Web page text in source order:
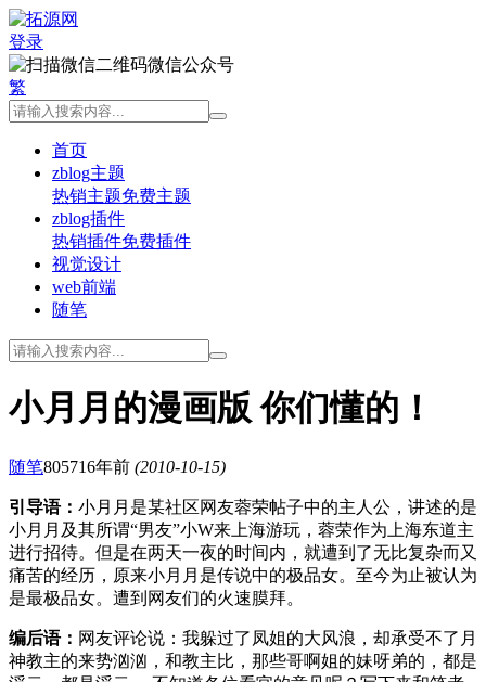
登录
微信公众号
繁
首页
zblog主题
热销主题免费主题
zblog插件
热销插件免费插件
视觉设计
web前端
随笔
小月月的漫画版 你们懂的！
随笔805716年前 (2010-10-15)
引导语： 小月月是某社区网友蓉荣帖子中的主人公，讲述的是
小月月及其所谓“男友”小W来上海游玩，蓉荣作为上海东道主
进行招待。但是在两天一夜的时间内，就遭到了无比复杂而又
痛苦的经历，原来小月月是传说中的极品女。至今为止被认为
是最极品女。遭到网友们的火速膜拜。
编后语： 网友评论说：我躲过了凤姐的大风浪，却承受不了月
神教主的来势汹汹，和教主比，那些哥啊姐的妹呀弟的，都是